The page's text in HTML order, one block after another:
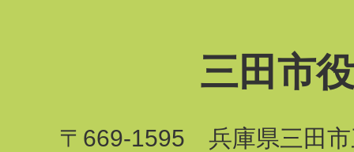
三田市
〒669-1595 兵庫県三田市